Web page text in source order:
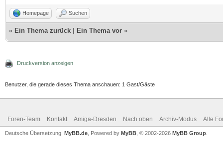
Homepage Suchen
« Ein Thema zurück | Ein Thema vor »
Druckversion anzeigen
Benutzer, die gerade dieses Thema anschauen: 1 Gast/Gäste
Foren-Team Kontakt Amiga-Dresden Nach oben Archiv-Modus Alle
Deutsche Übersetzung: MyBB.de , Powered by MyBB , © 2002-2026 MyBB Group